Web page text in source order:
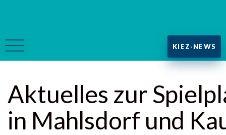
KIEZ-NEWS
Aktuelles zur
in Mahlsdorf und